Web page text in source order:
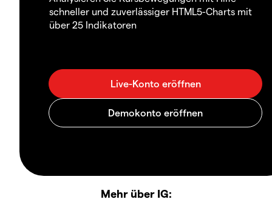
schneller und zuverlässiger HTML5-Charts mit
über 25 Indikatoren
Mehr über IG: